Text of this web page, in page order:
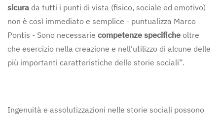
sicura da tutti i punti di vista (fisico, sociale ed emotivo)
non è così immediato e semplice - puntualizza Marco
Pontis - Sono necessarie competenze specifiche oltre
che esercizio nella creazione e nell'utilizzo di alcune delle
più importanti caratteristiche delle storie sociali”.
Ingenuità e assolutizzazioni nelle storie sociali possono